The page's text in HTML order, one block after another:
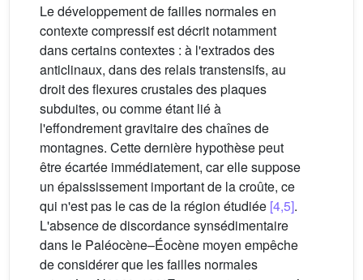
Le développement de failles normales en
contexte compressif est décrit notamment
dans certains contextes : à l'extrados des
anticlinaux, dans des relais transtensifs, au
droit des flexures crustales des plaques
subduites, ou comme étant lié à
l'effondrement gravitaire des chaînes de
montagnes. Cette dernière hypothèse peut
être écartée immédiatement, car elle suppose
un épaississement important de la croûte, ce
qui n'est pas le cas de la région étudiée [4,5].
L'absence de discordance synsédimentaire
dans le Paléocène–Éocène moyen empêche
de considérer que les failles normales